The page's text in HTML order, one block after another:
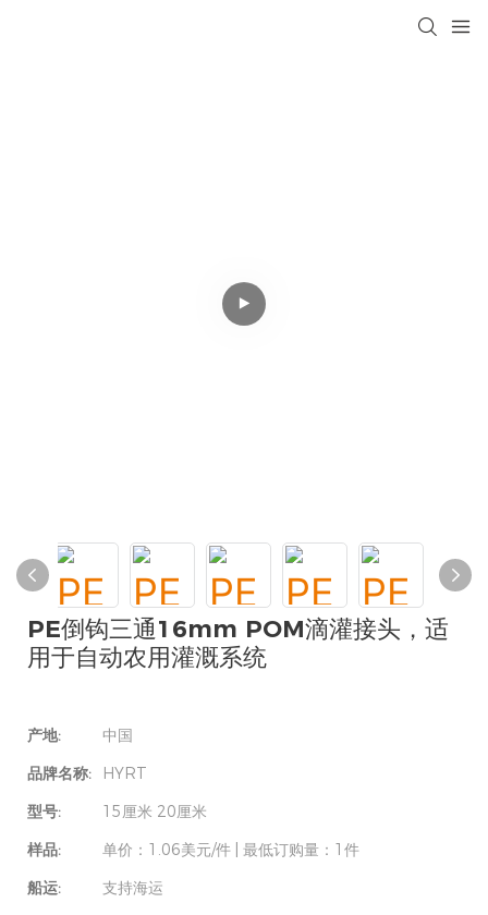
PE倒钩三通16mm POM滴灌接头，适
用于自动农用灌溉系统
产地:
中国
品牌名称:
HYRT
型号:
15厘米 20厘米
样品:
单价：1.06美元/件 | 最低订购量：1件
船运:
支持海运